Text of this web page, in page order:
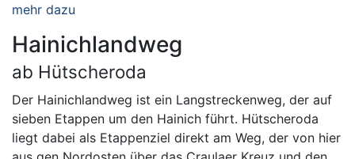
mehr dazu
Hainichlandweg
ab Hütscheroda
Der Hainichlandweg ist ein Langstreckenweg, der auf
sieben Etappen um den Hainich führt. Hütscheroda
liegt dabei als Etappenziel direkt am Weg, der von hier